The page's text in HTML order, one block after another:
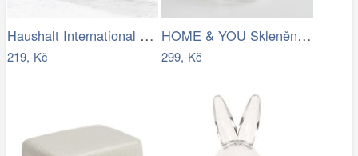
Haushalt International Skleněná dóza na…
219,-Kč
HOME & YOU Skleněná dóza na med 250 ml
299,-Kč